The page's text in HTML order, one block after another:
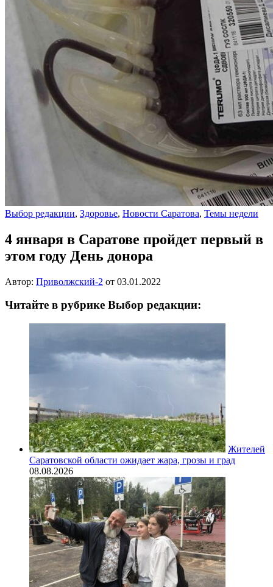
Выбор редакции, Здоровье, Новости Саратова, Темы недели
4 января в Саратове пройдет первый в
этом году День донора
Автор: Приволжский-2 от 03.01.2022
Читайте в рубрике Выбор редакции:
Жителей
Саратовской области ожидает жара, грозы и град
08.08.2026